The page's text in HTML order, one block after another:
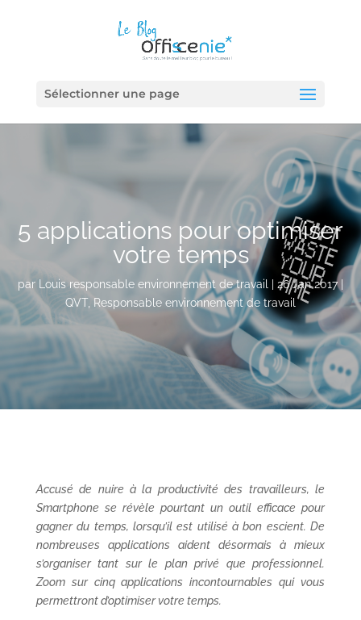
Sélectionner une page
5 applications pour optimiser
votre temps
par Louis responsable environnement de travail 26 Jan 2017|
QVT, Responsable environnement de travail
Accusé de nuire à la productivité des travailleurs, le
Smartphone se révèle pourtant un outil efficace pour
gagner du temps, lorsqu’il est utilisé à bon escient. De
nombreuses applications aident désormais à mieux
s’organiser tant sur le plan privé que professionnel.
Zoom sur cinq applications incontournables qui vous
permettront d’optimiser votre temps.